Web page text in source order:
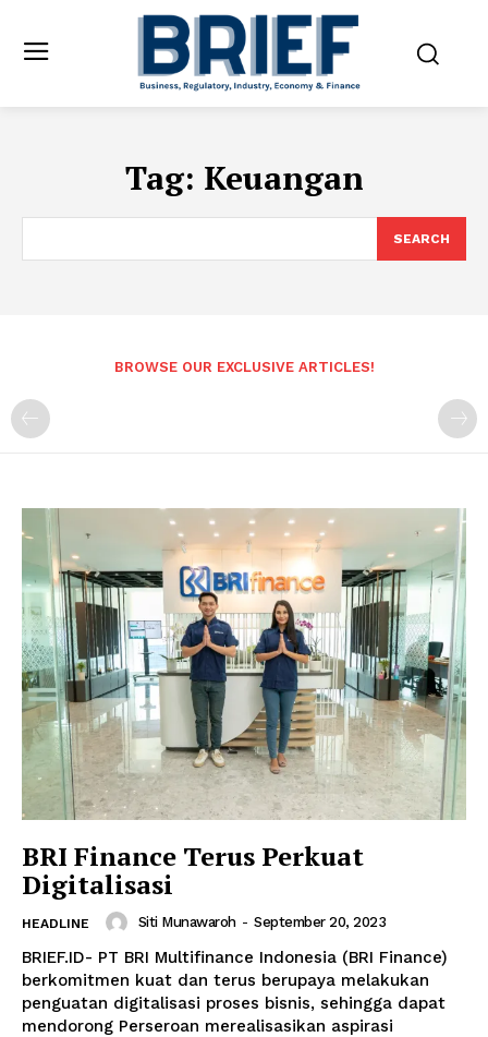
Tag: Keuangan
SEARCH
BROWSE OUR EXCLUSIVE ARTICLES!
BRI Finance Terus Perkuat
Digitalisasi
HEADLINE Siti Munawaroh - September 20, 2023
BRIEF.ID- PT BRI Multifinance Indonesia (BRI Finance)
berkomitmen kuat dan terus berupaya melakukan
penguatan digitalisasi proses bisnis, sehingga dapat
mendorong Perseroan merealisasikan aspirasi